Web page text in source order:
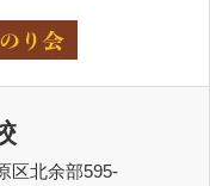
区北余部595-